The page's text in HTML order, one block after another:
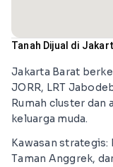
Tanah Dijual di
Jakarta Barat
JORR, LRT
Rumah cluster
keluarga muda.
Kawasan strategis:
Taman Anggrek,